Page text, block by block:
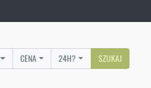
CENA 24H? SZUKAJ